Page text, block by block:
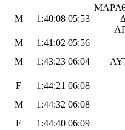
M 1:40:08 05:53
M 1:41:02 05:56
M 1:43:23 06:04
F 1:44:21 06:08
M 1:44:32 06:08
F 1:44:40 06:09